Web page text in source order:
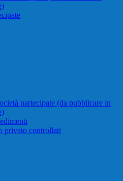
partecipate (da pubblicare in
privato controllati